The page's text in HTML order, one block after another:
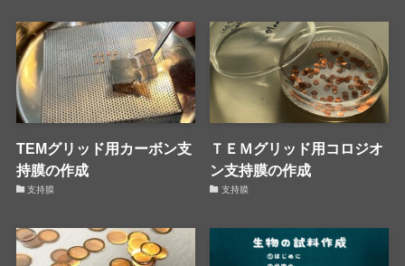
TEMグリッド用カーボン支
持膜の作成
支持膜
ＴＥＭグリッド用コロジオ
ン支持膜の作成
支持膜